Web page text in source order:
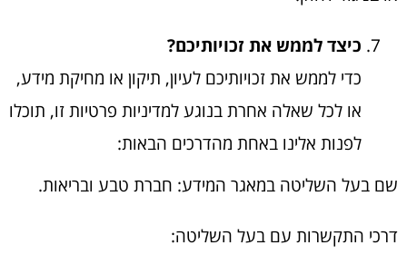
כיצד לממש את זכויותיכם?
כדי לממש את זכויותיכם לעיון, תיקון או מחיקת מידע,
או לכל שאלה אחרת בנוגע למדיניות פרטיות זו, תוכלו
לפנות אלינו באחת מהדרכים הבאות:
שם בעל השליטה במאגר המידע: חברת טבע ובריאות.
דרכי התקשרות עם בעל השליטה: